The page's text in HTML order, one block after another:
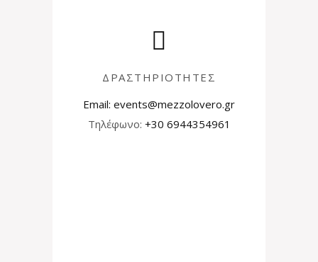
ΔΡΑΣΤΗΡΙΟΤΗΤΕΣ
Email: events@mezzolovero.gr
Τηλέφωνο: +30 6944354961